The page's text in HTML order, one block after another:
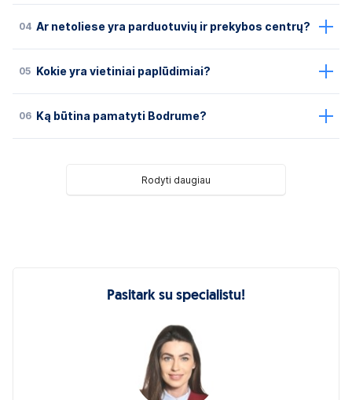
04 Ar netoliese yra parduotuvių ir prekybos centrų?
05 Kokie yra vietiniai paplūdimiai?
06 Ką būtina pamatyti Bodrume?
Rodyti daugiau
Pasitark su specialistu!